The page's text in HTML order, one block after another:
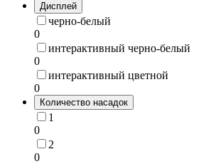
Дисплей
черно-белый
0
интерактивный черно-белый
0
интерактивный цветной
0
Количество насадок
1
0
2
0